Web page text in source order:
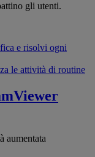
gli utenti.
e risolvi ogni
le attività di routine
aumentata